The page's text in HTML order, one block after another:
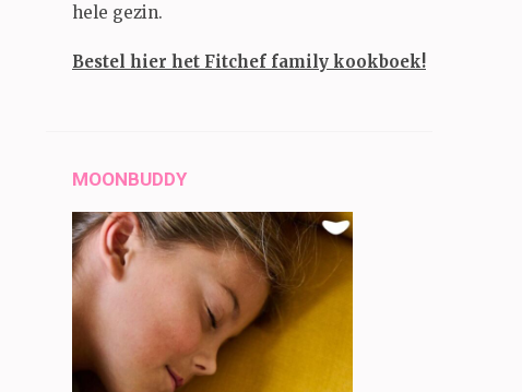
hele gezin.
Bestel hier het Fitchef family kookboek!
MOONBUDDY